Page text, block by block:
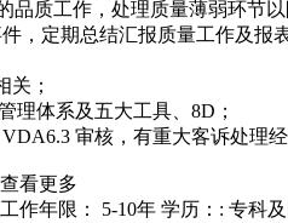
品质工作，处理质量薄弱环节以
，定期总结汇报质量工作及报
关；
理体系及五大工具、8D；
审核，有重大客诉处理经
查看更多
工作年限： 5-10年 学历：: 专科